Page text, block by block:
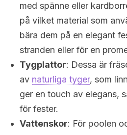
med spänne eller
på vilket material som
bära dem på en elegant
stranden eller för en
Tygplattor: Dessa är
av naturliga tyger, som
ger en touch av elegans,
för fester.
Vattenskor: För poolen